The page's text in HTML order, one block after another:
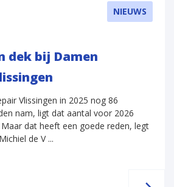
NIEUWS
dek bij Damen
Vlissingen in 2025 nog 86
nam, ligt dat aantal voor 2026
dat heeft een goede reden, legt
de V ...